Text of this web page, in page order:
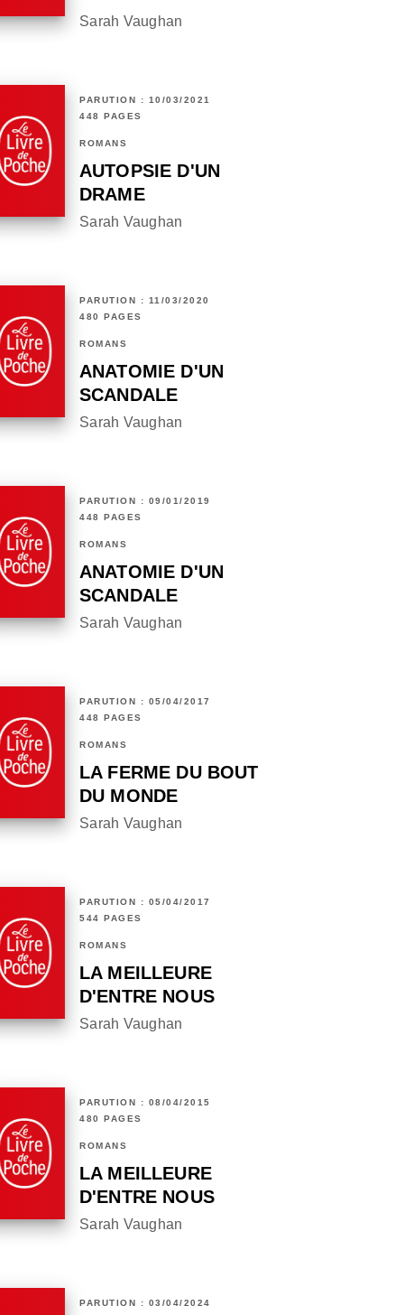
Sarah Vaughan
PARUTION : 10/03/2021
448 PAGES
ROMANS
AUTOPSIE D'UN
DRAME
Sarah Vaughan
PARUTION : 11/03/2020
480 PAGES
ROMANS
ANATOMIE D'UN
SCANDALE
Sarah Vaughan
PARUTION : 09/01/2019
448 PAGES
ROMANS
ANATOMIE D'UN
SCANDALE
Sarah Vaughan
PARUTION : 05/04/2017
448 PAGES
ROMANS
LA FERME DU BOUT
DU MONDE
Sarah Vaughan
PARUTION : 05/04/2017
544 PAGES
ROMANS
LA MEILLEURE
D'ENTRE NOUS
Sarah Vaughan
PARUTION : 08/04/2015
480 PAGES
ROMANS
LA MEILLEURE
D'ENTRE NOUS
Sarah Vaughan
PARUTION : 03/04/2024